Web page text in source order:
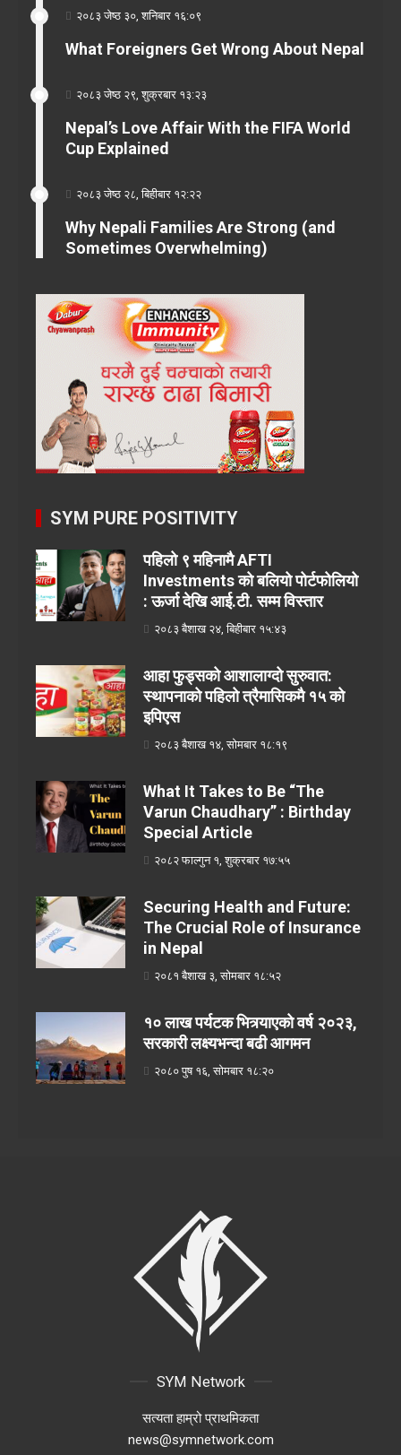
२०८३ जेष्ठ ३०, शनिबार १६:०९
What Foreigners Get Wrong About Nepal
२०८३ जेष्ठ २९, शुक्रबार १३:२३
Nepal’s Love Affair With the FIFA World
Cup Explained
२०८३ जेष्ठ २८, बिहीबार १२:२२
Why Nepali Families Are Strong (and
Sometimes Overwhelming)
SYM PURE POSITIVITY
पहिलो ९ महिनामै AFTI
Investments को बलियो पोर्टफोलियो
: ऊर्जा देखि आई.टी. सम्म विस्तार
२०८३ बैशाख २४, बिहीबार १५:४३
आहा फुड्सको आशालाग्दो सुरुवात:
स्थापनाको पहिलो त्रैमासिकमै १५ को
इपिएस
२०८३ बैशाख १४, सोमबार १८:१९
What It Takes to Be “The
Varun Chaudhary” : Birthday
Special Article
२०८२ फाल्गुन १, शुक्रबार १७:५५
Securing Health and Future:
The Crucial Role of Insurance
in Nepal
२०८१ बैशाख ३, सोमबार १८:५२
१० लाख पर्यटक भित्र्याएको वर्ष २०२३,
सरकारी लक्ष्यभन्दा बढी आगमन
२०८० पुष १६, सोमबार १८:२०
SYM Network
सत्यता हाम्रो प्राथमिकता
news@symnetwork.com